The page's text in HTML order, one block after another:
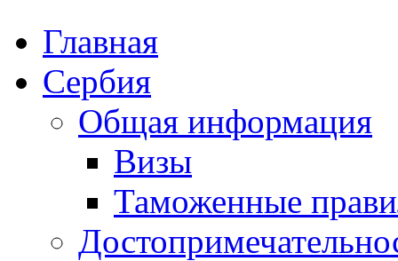
Главная
Сербия
Общая информация
Визы
Таможенные